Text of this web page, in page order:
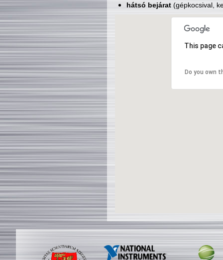
hátsó bejárat(gépkocsival,
This page
Do you own